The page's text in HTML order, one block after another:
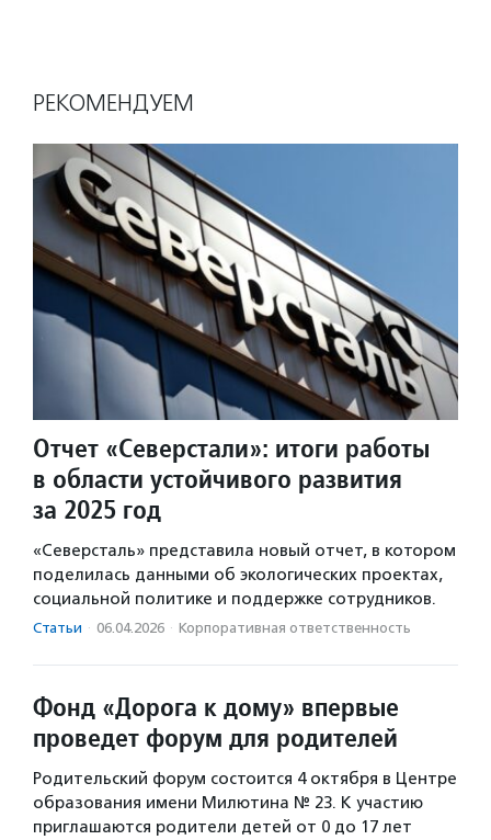
РЕКОМЕНДУЕМ
Отчет «Северстали»: итоги работы
в области устойчивого развития
за 2025 год
«Северсталь» представила новый отчет, в котором
поделилась данными об экологических проектах,
социальной политике и поддержке сотрудников.
Статьи · 06.04.2026 · Корпоративная ответственность
Фонд «Дорога к дому» впервые
проведет форум для родителей
Родительский форум состоится 4 октября в Центре
образования имени Милютина № 23. К участию
приглашаются родители детей от 0 до 17 лет